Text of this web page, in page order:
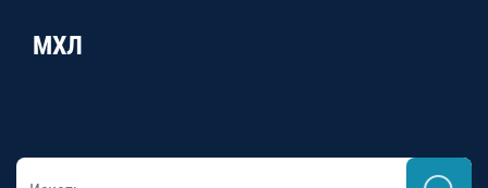
МХЛ